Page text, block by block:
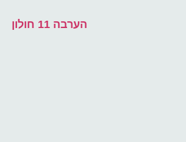
הערבה 11 חולון